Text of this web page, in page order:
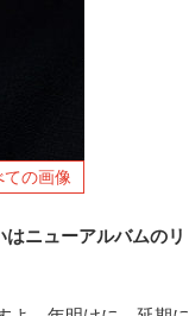
ての画像
ニューアルバムのリ